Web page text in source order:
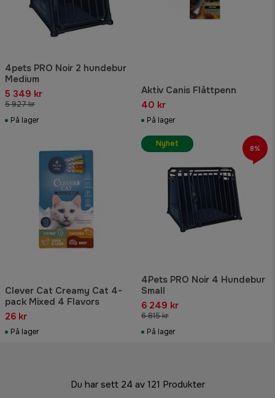
4pets PRO Noir 2 hundebur
Medium
5 349 kr
5 927 kr
På lager
Aktiv Canis Flåttpenn
40 kr
På lager
Clever Cat Creamy Cat 4-
pack Mixed 4 Flavors
26 kr
På lager
4Pets PRO Noir 4 Hundebur
Small
6 249 kr
6 815 kr
På lager
Nyhet 8%
Du har sett 24 av 121 Produkter